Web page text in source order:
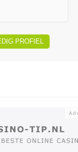
PROFIEL